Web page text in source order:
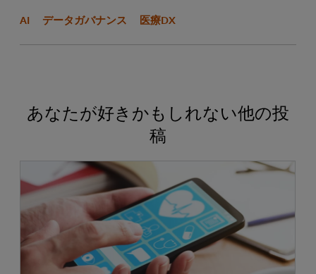
AI データガバナンス 医療DX
あなたが好きかもしれない他の投
稿